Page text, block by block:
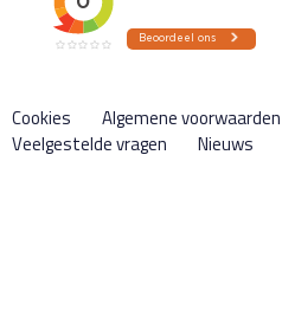
Cookies Algemene voorwaarden
Veelgestelde vragen
Nieuws